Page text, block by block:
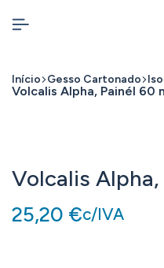
Início Gesso Cartonado
Volcalis Alpha, Painél 60
Volcalis
25,20 €c/IVA